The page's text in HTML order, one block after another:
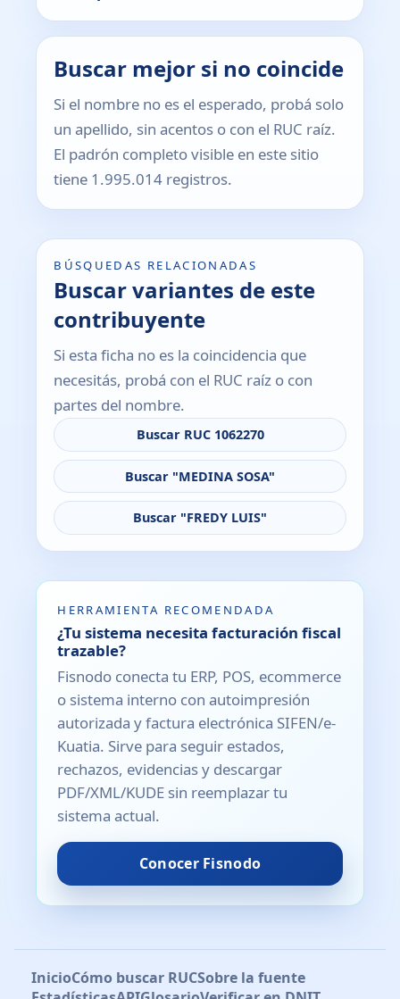
Buscar mejor si no coincide
Si el nombre no es el esperado, probá solo
un apellido, sin acentos o con el RUC raíz.
El padrón completo visible en este sitio
tiene 1.995.014 registros.
BÚSQUEDAS RELACIONADAS
Buscar variantes de este
contribuyente
Si esta ficha no es la coincidencia que
necesitás, probá con el RUC raíz o con
partes del nombre.
Buscar RUC 1062270
Buscar "MEDINA SOSA"
Buscar "FREDY LUIS"
HERRAMIENTA RECOMENDADA
¿Tu sistema necesita facturación fiscal
trazable?
Fisnodo conecta tu ERP, POS, ecommerce
o sistema interno con autoimpresión
autorizada y factura electrónica SIFEN/e-
Kuatia. Sirve para seguir estados,
rechazos, evidencias y descargar
PDF/XML/KUDE sin reemplazar tu
sistema actual.
Conocer Fisnodo
InicioCómo buscar RUCSobre la fuente